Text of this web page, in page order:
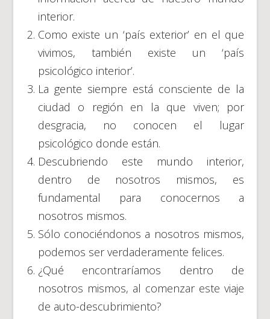
interior.
Como existe un ‘país exterior’ en el que
vivimos, también existe un ‘país
psicológico interior’.
La gente siempre está consciente de la
ciudad o región en la que viven; por
desgracia, no conocen el lugar
psicológico donde están.
Descubriendo este mundo interior,
dentro de nosotros mismos, es
fundamental para conocernos a
nosotros mismos.
Sólo conociéndonos a nosotros mismos,
podemos ser verdaderamente felices.
¿Qué encontraríamos dentro de
nosotros mismos, al comenzar este viaje
de auto-descubrimiento?